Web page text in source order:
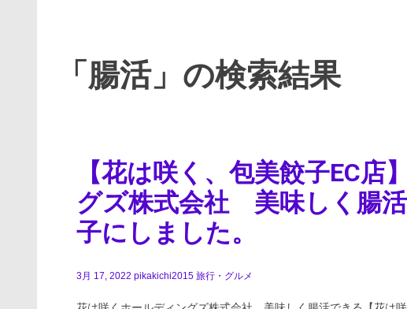
「腸活」の検索結果
【花は咲く、包美餃子EC
グズ株式会社 美味しく腸
子にしました。
3月 17, 2022 pikakichi2015 旅行・グルメ